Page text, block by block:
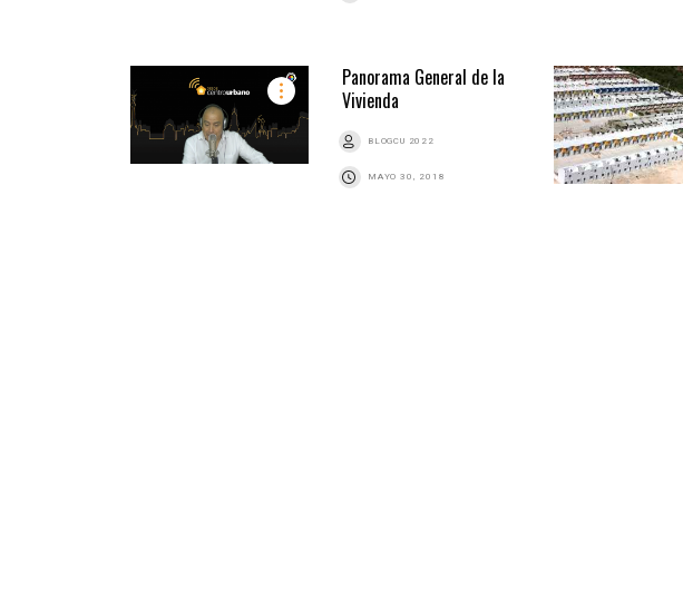
Panorama General de la
Vivienda
BLOGCU 2022
MAYO 30, 2018